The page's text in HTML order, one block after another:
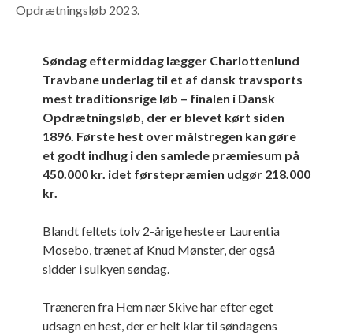
Opdrætningsløb 2023.
Søndag eftermiddag lægger Charlottenlund
Travbane underlag til et af dansk travsports
mest traditionsrige løb – finalen i Dansk
Opdrætningsløb, der er blevet kørt siden
1896. Første hest over målstregen kan gøre
et godt indhug i den samlede præmiesum på
450.000 kr. idet førstepræmien udgør 218.000
kr.
Blandt feltets tolv 2-årige heste er Laurentia
Mosebo, trænet af Knud Mønster, der også
sidder i sulkyen søndag.
Træneren fra Hem nær Skive har efter eget
udsagn en hest, der er helt klar til søndagens